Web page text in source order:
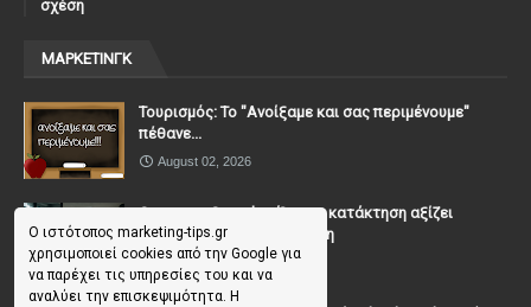
Ο ιστότοπος marketing-tips.gr
χρησιμοποιεί cookies από την Google για
να παρέχει τις υπηρεσίες του και να
αναλύει την επισκεψιμότητα. Η
σχέση
ΜΑΡΚΕΤΙΝΓΚ
Τουρισμός: Το "Ανοίξαμε και σας περιμένουμε"
πέθανε...
August 02, 2026
Casanova Complex: Όταν η κατάκτηση αξίζει
περισσότερο από τη σχέση
July 31, 2026